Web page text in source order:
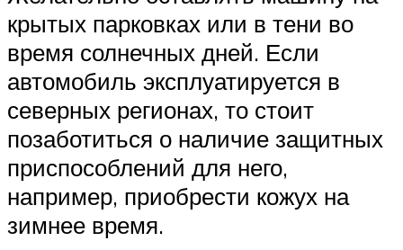
крытых парковках или в тени во
время солнечных дней. Если
автомобиль эксплуатируется в
северных регионах, то стоит
позаботиться о наличие защитных
приспособлений для него,
например, приобрести кожух на
зимнее время.